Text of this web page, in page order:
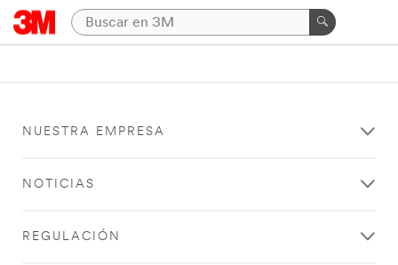
NUESTRA EMPRESA
NOTICIAS
REGULACIÓN